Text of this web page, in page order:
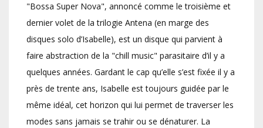
"Bossa Super Nova", annoncé comme le troisième et
dernier volet de la trilogie Antena (en marge des
disques solo d’Isabelle), est un disque qui parvient à
faire abstraction de la "chill music" parasitaire d’il y a
quelques années. Gardant le cap qu’elle s’est fixée il y a
près de trente ans, Isabelle est toujours guidée par le
même idéal, cet horizon qui lui permet de traverser les
modes sans jamais se trahir ou se dénaturer. La